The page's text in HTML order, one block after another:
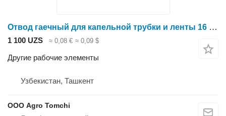
Отвод гаечный для капельной трубки и ленты 16 мм для оборудования
1 100 UZS ≈ 0,08 € ≈ 0,09 $
Другие рабочие элементы
Узбекистан, Ташкент
ООО Agro Tomchi